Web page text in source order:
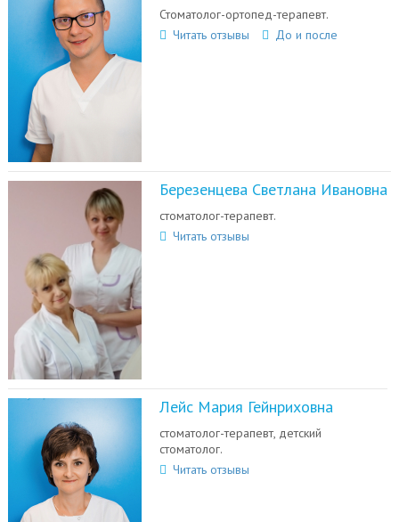
Стоматолог-ортопед-терапевт.
Читать отзывы
До и после
Березенцева Светлана Ивановна
стоматолог-терапевт.
Читать отзывы
Лейс Мария Гейнриховна
стоматолог-терапевт, детский
стоматолог.
Читать отзывы